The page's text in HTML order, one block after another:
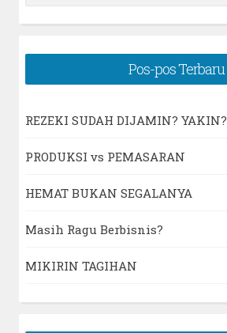
Pos-pos Terbaru
REZEKI SUDAH DIJAMIN? YAKIN?
PRODUKSI vs PEMASARAN
HEMAT BUKAN SEGALANYA
Masih Ragu Berbisnis?
MIKIRIN TAGIHAN